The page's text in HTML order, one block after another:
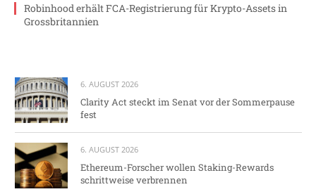
Robinhood erhält FCA-Registrierung für Krypto-Assets in
Grossbritannien
6. AUGUST 2026
Clarity Act steckt im Senat vor der Sommerpause
fest
6. AUGUST 2026
Ethereum-Forscher wollen Staking-Rewards
schrittweise verbrennen